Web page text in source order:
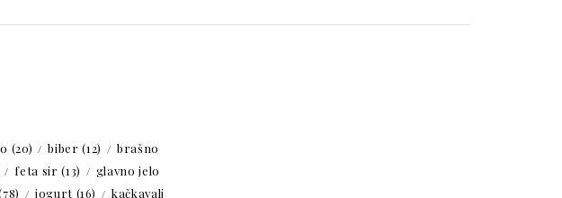
(20) biber (12)
brašno
feta sir (13)
glavno jelo
jogurt(16) kačkavalj